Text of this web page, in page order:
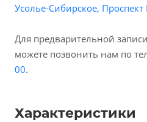
Усолье-Сибирское,
Для предварительной
можете позвонить нам по
00.
Характеристики